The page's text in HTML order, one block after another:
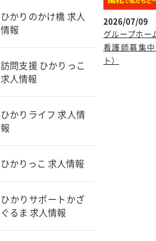
ひかりのかけ橋 求人
情報
訪問支援 ひかりっこ
求人情報
ひかりライフ 求人情
報
ひかりっこ 求人情報
ひかりサポートかざ
ぐるま 求人情報
2026/07/09
グループホー
看護師募集
ト）